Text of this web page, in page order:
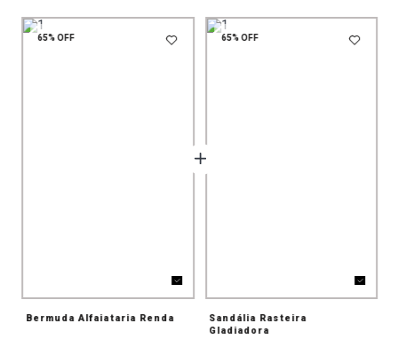
65%OFF
Bermuda Alfaiataria Renda
65%OFF
Sandália Rasteira
Gladiadora